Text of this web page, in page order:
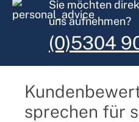
Sie möchten
uns aufnehmen?
(0)5304
sprechen für